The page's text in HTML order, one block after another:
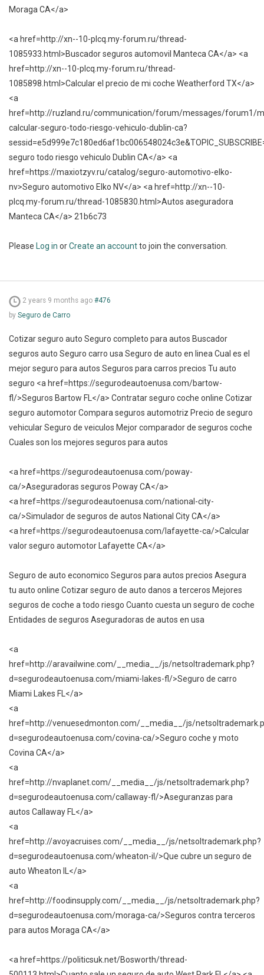
Moraga CA</a>
<a href=http://xn--10-plcq.my-forum.ru/thread-
1085933.html>Buscador seguros automovil Manteca CA</a> <a
href=http://xn--10-plcq.my-forum.ru/thread-
1085898.html>Calcular el precio de mi coche Weatherford TX</a>
<a
href=http://ruzland.ru/communication/forum/messages/forum1/
calcular-seguro-todo-riesgo-vehiculo-dublin-ca?
seguro todo riesgo vehiculo Dublin CA</a> <a
href=https://maxiotzyv.ru/catalog/seguro-automotivo-elko-
nv>Seguro automotivo Elko NV</a> <a href=http://xn--10-
plcq.my-forum.ru/thread-1085830.html>Autos aseguradora
Manteca CA</a> 21b6c73
Please Log in orCreate an accountto join the conversation.
2 years 9 months ago #476
by Seguro de Carro
Cotizar seguro auto Seguro completo para autos Buscador
seguros auto Seguro carro usa Seguro de auto en linea Cual es el
mejor seguro para autos Seguros para carros precios Tu auto
seguro <a href=https://segurodeautoenusa.com/bartow-
fl/>Seguros Bartow FL</a> Contratar seguro coche online Cotizar
seguro automotor Compara seguros automotriz Precio de seguro
vehicular Seguro de veiculos Mejor comparador de seguros coche
Cuales son los mejores seguros para autos
<a href=https://segurodeautoenusa.com/poway-
ca/>Aseguradoras seguros Poway CA</a>
<a href=https://segurodeautoenusa.com/national-city-
ca/>Simulador de seguros de autos National City CA</a>
<a href=https://segurodeautoenusa.com/lafayette-ca/>Calcular
valor seguro automotor Lafayette CA</a>
Seguro de auto economico Seguros para autos precios Asegura
tu auto online Cotizar seguro de auto danos a terceros Mejores
seguros de coche a todo riesgo Cuanto cuesta un seguro de coche
Entidades de seguros Aseguradoras de autos en usa
<a
href=http://aravailwine.com/__media__/js/netsoltrademark.php?
d=segurodeautoenusa.com/miami-lakes-fl/>Seguro de carro
Miami Lakes FL</a>
<a
href=http://venuesedmonton.com/__media__/js/
d=segurodeautoenusa.com/covina-ca/>Seguro coche y moto
Covina CA</a>
<a
href=http://nvaplanet.com/__media__/js/netsoltrademark.php?
d=segurodeautoenusa.com/callaway-fl/>Aseguranzas para
autos Callaway FL</a>
<a
href=http://avoyacruises.com/__media__/js/netsoltrademark.php?
d=segurodeautoenusa.com/wheaton-il/>Que cubre un seguro de
auto Wheaton IL</a>
<a
href=http://foodinsupply.com/__media__/js/netsoltrademark.php?
d=segurodeautoenusa.com/moraga-ca/>Seguros contra terceros
para autos Moraga CA</a>
<a href=https://politicsuk.net/Bosworth/thread-